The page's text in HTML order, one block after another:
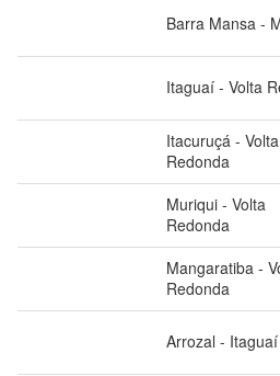
Barra Mansa -
Itaguaí - Volta
Itacuruçá - Volta
Redonda
Muriqui - Volta
Redonda
Mangaratiba -
Redonda
Arrozal - Itaguaí